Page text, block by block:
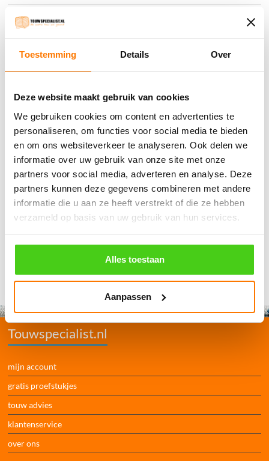
Toestemming Details Over
Deze website maakt gebruik van cookies
We gebruiken cookies om content en advertenties te
personaliseren, om functies voor social media te bieden
en om ons websiteverkeer te analyseren. Ook delen we
informatie over uw gebruik van onze site met onze
partners voor social media, adverteren en analyse. Deze
partners kunnen deze gegevens combineren met andere
informatie die u aan ze heeft verstrekt of die ze hebben
verzameld op basis van uw gebruik van hun services.
Alles toestaan
Aanpassen
Sisal
Jute
Classic look
Watersport
Touwladders
Elastiek
Railingnet
Interieur
Bouw & industrie
Overig
Touwspecialist.nl
mijn account
gratis proefstukjes
touw advies
klantenservice
over ons